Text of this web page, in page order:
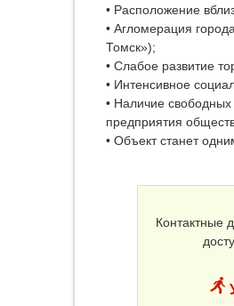
• Расположение
• Агломерация
Томск»);
• Слабое развитие
• Интенсивное
• Наличие
предприятия
• Объект станет
Контактные